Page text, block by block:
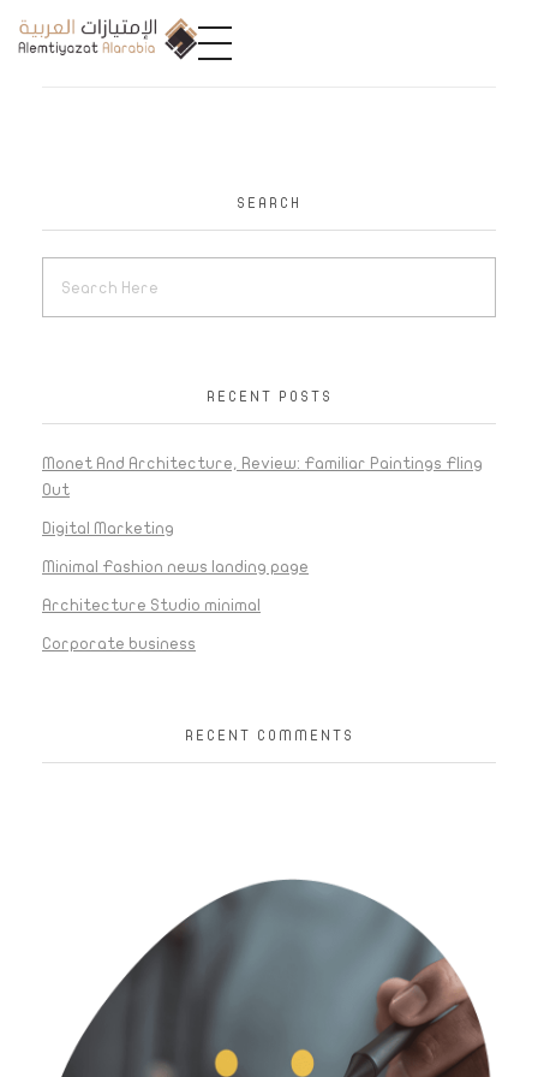
SEARCH
RECENT POSTS
Monet And Architecture, Review: Familiar Paintings Fling
Out
Digital Marketing
Minimal Fashion news landing page
Architecture Studio minimal
Corporate business
RECENT COMMENTS